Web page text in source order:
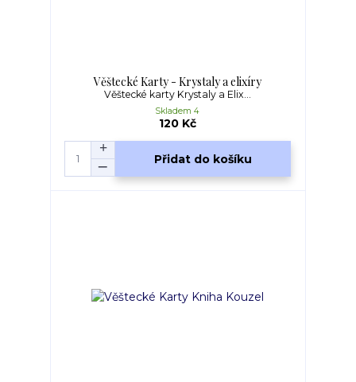
Věštecké Karty - Krystaly a elixíry
Věštecké karty Krystaly a Elix...
120 Kč
Skladem 4
Přidat do košíku